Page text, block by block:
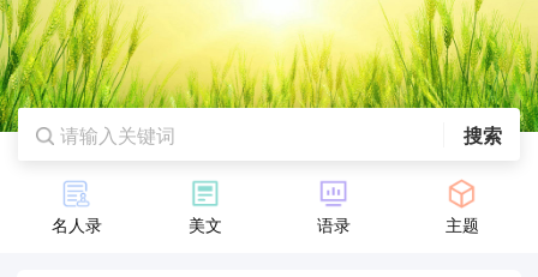
搜索
名人录 美文 语录 主题